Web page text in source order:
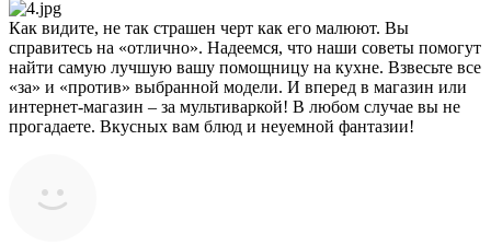
Как видите, не так страшен черт как его малюют. Вы
справитесь на «отлично». Надеемся, что наши советы помогут
найти самую лучшую вашу помощницу на кухне. Взвесьте все
«за» и «против» выбранной модели. И вперед в магазин или
интернет-магазин – за мультиваркой! В любом случае вы не
прогадаете. Вкусных вам блюд и неуемной фантазии!